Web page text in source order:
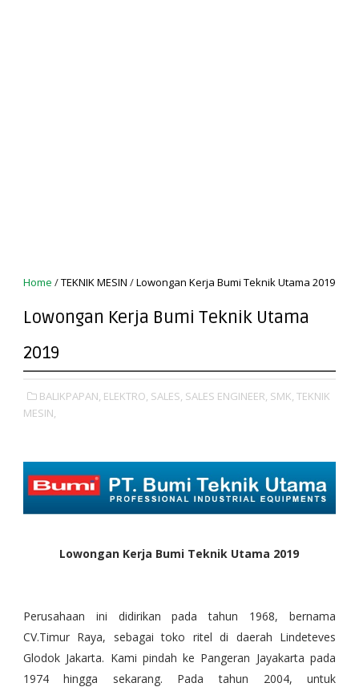
Home /TEKNIK MESIN /Lowongan Kerja Bumi Teknik Utama 2019
Lowongan Kerja Bumi Teknik Utama
2019
BALIKPAPAN, ELEKTRO, SALES, SALES ENGINEER, SMK, TEKNIK
MESIN,
Lowongan Kerja Bumi Teknik Utama 2019
Perusahaan ini didirikan pada tahun 1968, bernama
CV.Timur Raya, sebagai toko ritel di daerah Lindeteves
Glodok Jakarta. Kami pindah ke Pangeran Jayakarta pada
1974 hingga sekarang. Pada tahun 2004, untuk